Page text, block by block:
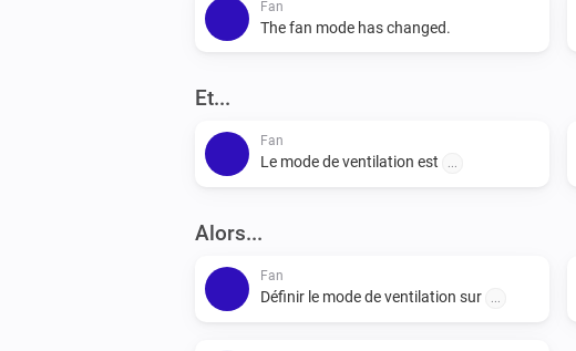
Fan
The fan mode has changed.
Et...
Fan
Le mode de ventilation est ...
Alors...
Fan
Définir le mode de ventilation sur ...